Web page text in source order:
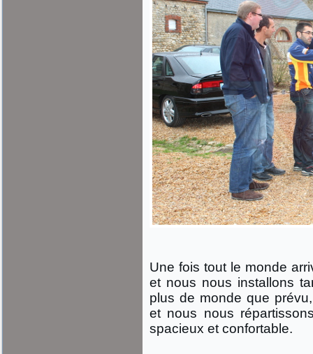
Une fois tout le monde
et nous nous installons
plus de monde que
et nous nous
spacieux et confortable.